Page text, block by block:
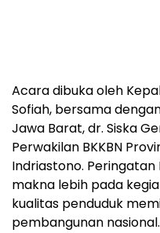
Acara dibuka oleh
Sofiah, bersama
Jawa Barat, dr. Siska
Perwakilan BKKBN
Indriastono.
makna lebih pada
kualitas penduduk
pembangunan nasional.